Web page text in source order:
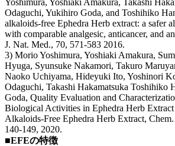
Odaguchi, Yukihiro Goda, and Toshihiko
alkaloids-free Ephedra Herb extract: a safer
with comparable analgesic, anticancer, and
J. Nat. Med., 70, 571-583 2016.
3) Morio Yoshimura, Yoshiaki Amakura,
Hyuga, Syunsuke Nakamori, Takuro
Naoko Uchiyama, Hideyuki Ito, Yoshinori
Odaguchi, Takashi Hakamatsuka Toshihiko
Goda, Quality Evaluation and
Biological Activities in Ephedra Herb
Alkaloids-Free Ephedra Herb Extract,
140-149, 2020.
■EFEの特徴